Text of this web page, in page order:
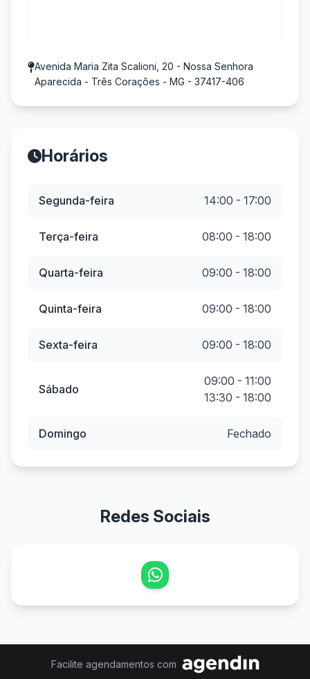
Avenida Maria Zita Scalioni, 20 - Nossa Senhora
Aparecida - Três Corações - MG - 37417-406
Horários
Segunda-feira 14:00 - 17:00
Terça-feira 08:00 - 18:00
Quarta-feira 09:00 - 18:00
Quinta-feira 09:00 - 18:00
Sexta-feira 09:00 - 18:00
Sábado
09:00 - 11:00
13:30 - 18:00
Domingo Fechado
Redes Sociais
Facilite agendamentos com